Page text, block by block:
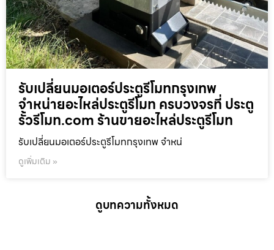
รับเปลี่ยนมอเตอร์ประตูรีโมทกรุงเทพ
จำหน่ายอะไหล่ประตูรีโมท ครบวงจรที่ ประตู
รั้วรีโมท.com ร้านขายอะไหล่ประตูรีโมท
รับเปลี่ยนมอเตอร์ประตูรีโมทกรุงเทพ จำหน่
ดูเพิ่มเติม »
ดูบทความทั้งหมด